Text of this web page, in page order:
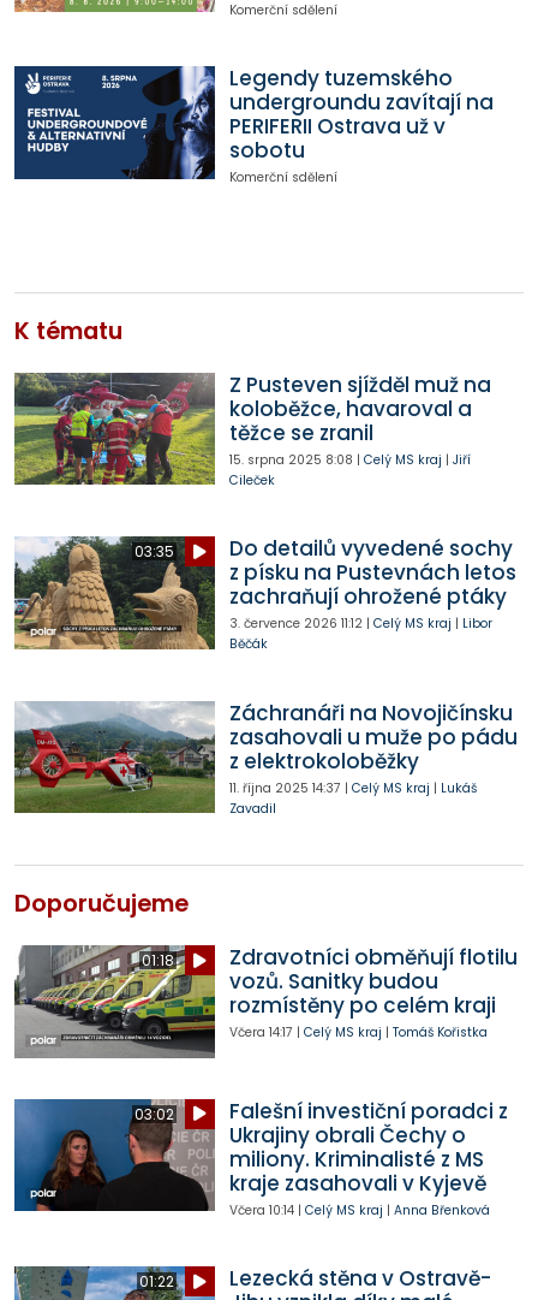
Komerční sdělení
Legendy tuzemského
undergroundu zavítají na
PERIFERII Ostrava už v
sobotu
Komerční sdělení
K tématu
Z Pusteven sjížděl muž na
koloběžce, havaroval a
těžce se zranil
15. srpna 2025 8:08 | Celý MS kraj | Jiří
Cileček
03:35
Do detailů vyvedené sochy
z písku na Pustevnách letos
zachraňují ohrožené ptáky
3. července 2026 11:12| Celý MS kraj | Libor
Běčák
Záchranáři na Novojičínsku
zasahovali u muže po pádu
z elektrokoloběžky
11. října 2025 14:37 | Celý MS kraj | Lukáš
Zavadil
Doporučujeme
01:18
Zdravotníci obměňují flotilu
vozů. Sanitky budou
rozmístěny po celém kraji
Včera 14:17 | Celý MS kraj | Tomáš Kořistka
03:02
Falešní investiční poradci z
Ukrajiny obrali Čechy o
miliony. Kriminalisté z MS
kraje zasahovali v Kyjevě
Včera 10:14| Celý MS kraj | Anna Břenková
01:22
Lezecká stěna v Ostravě-